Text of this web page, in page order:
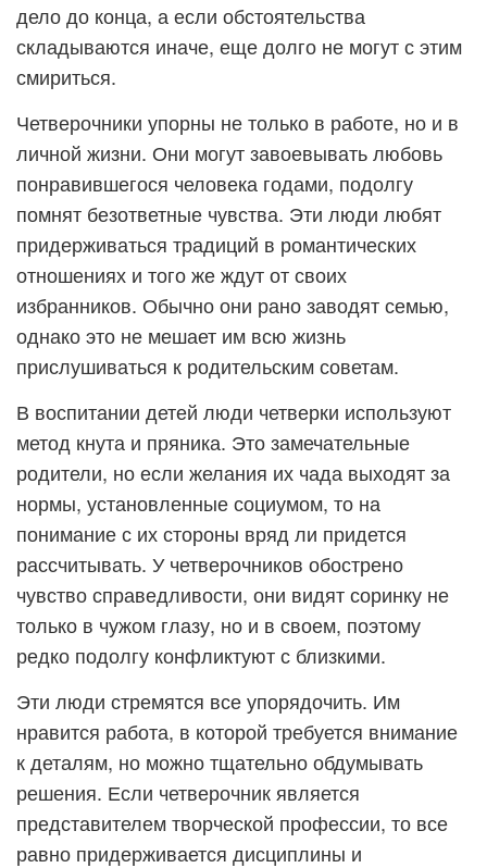
дело до конца, а если обстоятельства
складываются иначе, еще долго не могут с этим
смириться.
Четверочники упорны не только в работе, но и в
личной жизни. Они могут завоевывать любовь
понравившегося человека годами, подолгу
помнят безответные чувства. Эти люди любят
придерживаться традиций в романтических
отношениях и того же ждут от своих
избранников. Обычно они рано заводят семью,
однако это не мешает им всю жизнь
прислушиваться к родительским советам.
В воспитании детей люди четверки используют
метод кнута и пряника. Это замечательные
родители, но если желания их чада выходят за
нормы, установленные социумом, то на
понимание с их стороны вряд ли придется
рассчитывать. У четверочников обострено
чувство справедливости, они видят соринку не
только в чужом глазу, но и в своем, поэтому
редко подолгу конфликтуют с близкими.
Эти люди стремятся все упорядочить. Им
нравится работа, в которой требуется внимание
к деталям, но можно тщательно обдумывать
решения. Если четверочник является
представителем творческой профессии, то все
равно придерживается дисциплины и